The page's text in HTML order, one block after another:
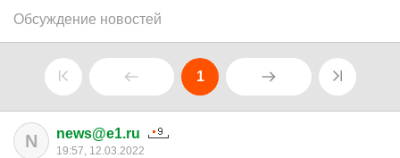
Обсуждение новостей
1
N news@e1.ru
19:57, 12.03.2022